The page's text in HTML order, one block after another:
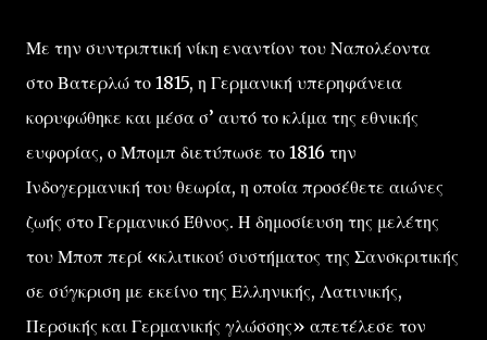
Με την συντριπτική νίκη εναντίον του Ναπολέοντα
στο Βατερλώ το 1815, η Γερμανική υπερηφάνεια
κορυφώθηκε και μέσα σ’ αυτό το κλίμα της εθνικής
ευφορίας, ο Μπομπ διετύπωσε το 1816 την
Ινδογερμανική του θεωρία, η οποία προσέθετε αιώνες
ζωής στο Γερμανικό Έθνος. Η δημοσίευση της μελέτης
του Μποπ περί «κλιτικού συστήματος της Σανσκριτικής
σε σύγκριση με εκείνο της Ελληνικής, Λατινικής,
Περσικής και Γερμανικής γλώσσης» απετέλεσε τον